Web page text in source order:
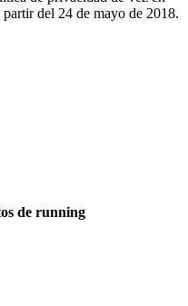
del 24 de mayo de 2018.
de running